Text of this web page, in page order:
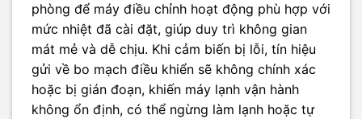
phòng để máy điều chỉnh hoạt động phù hợp với
mức nhiệt đã cài đặt, giúp duy trì không gian
mát mẻ và dễ chịu. Khi cảm biến bị lỗi, tín hiệu
gửi về bo mạch điều khiển sẽ không chính xác
hoặc bị gián đoạn, khiến máy lạnh vận hành
không ổn định, có thể ngừng làm lạnh hoặc tự